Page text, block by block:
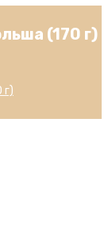
(170 г)
г)